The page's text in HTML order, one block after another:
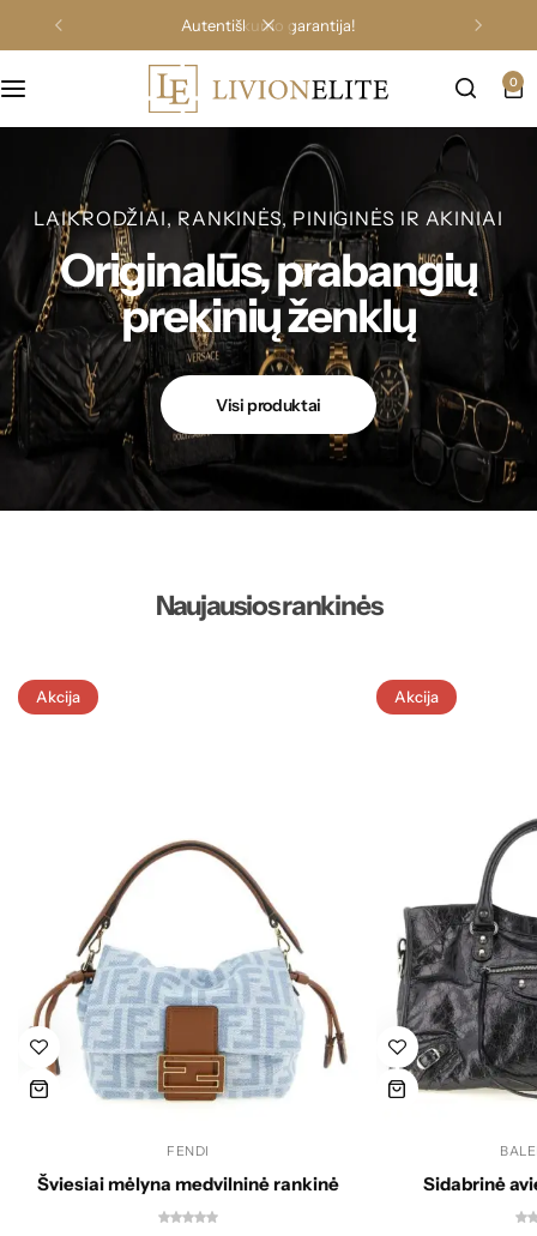
prekių grąžinimas per 14 darbo dienų!
0
LAIKRODŽIAI, RANKINĖS, PINIGINĖS IR AKINIAI
Originalūs, prabangių
prekinių ženklų
Visi produktai
Naujausios rankinės
Akcija
FENDI
Šviesiai mėlyna medvilninė rankinė
Akcija
Sidabrinė